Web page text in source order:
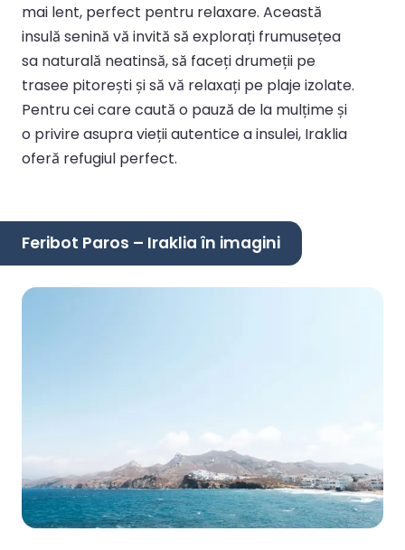
mai lent, perfect pentru relaxare. Această
insulă senină vă invită să explorați frumusețea
sa naturală neatinsă, să faceți drumeții pe
trasee pitorești și să vă relaxați pe plaje izolate.
Pentru cei care caută o pauză de la mulțime și
o privire asupra vieții autentice a insulei, Iraklia
oferă refugiul perfect.
Feribot Paros – Iraklia în imagini